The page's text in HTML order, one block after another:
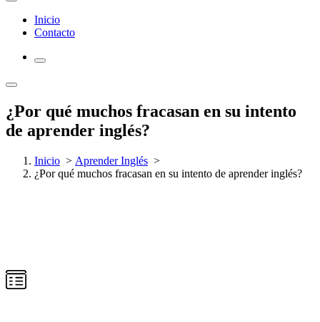
Inicio
Contacto
¿Por qué muchos fracasan en su intento
de aprender inglés?
Inicio > Aprender Inglés >
¿Por qué muchos fracasan en su intento de aprender inglés?